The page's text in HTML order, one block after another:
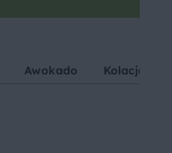
Awokado Kolacja